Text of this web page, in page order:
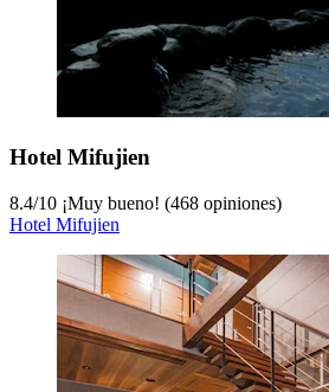
Hotel Mifujien
8.4/10 ¡Muy bueno! (468 opiniones)
Hotel Mifujien